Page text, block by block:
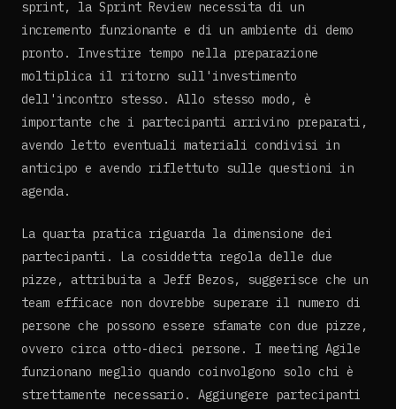
sprint, la Sprint Review necessita di un
incremento funzionante e di un ambiente di demo
pronto. Investire tempo nella preparazione
moltiplica il ritorno sull'investimento
dell'incontro stesso. Allo stesso modo, è
importante che i partecipanti arrivino preparati,
avendo letto eventuali materiali condivisi in
anticipo e avendo riflettuto sulle questioni in
agenda.
La quarta pratica riguarda la dimensione dei
partecipanti. La cosiddetta regola delle due
pizze, attribuita a Jeff Bezos, suggerisce che un
team efficace non dovrebbe superare il numero di
persone che possono essere sfamate con due pizze,
ovvero circa otto-dieci persone. I meeting Agile
funzionano meglio quando coinvolgono solo chi è
strettamente necessario. Aggiungere partecipanti